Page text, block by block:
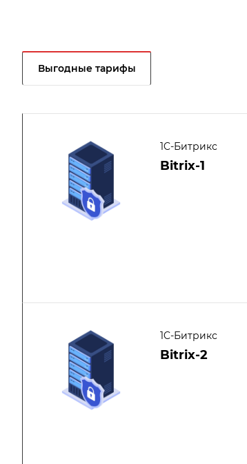
Выгодные тарифы
1C-Битрикс
Bitrix-1
1C-Битрикс
Bitrix-2